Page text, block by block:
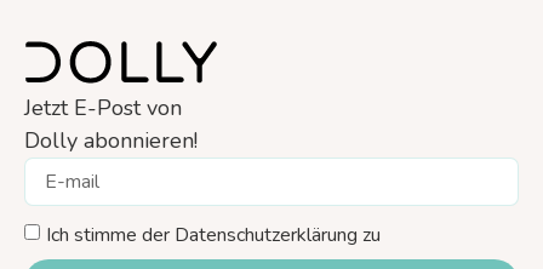
Jetzt E-Post von
Dolly abonnieren!
Ich stimme der Datenschutzerklärung zu